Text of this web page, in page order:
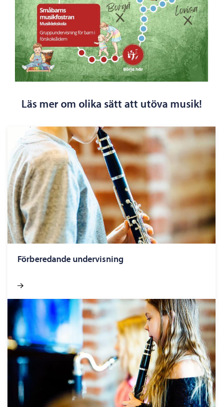
Läs mer om olika sätt att utöva musik!
Förberedande undervisning